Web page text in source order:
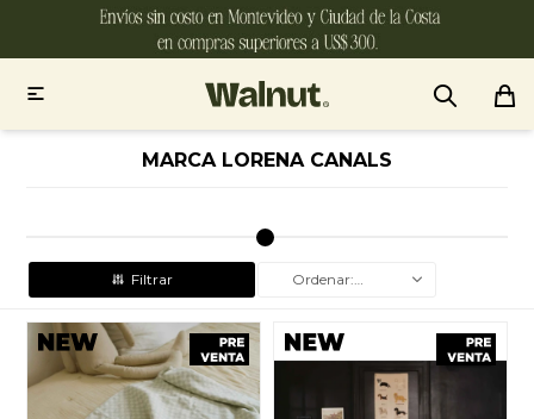

MARCA LORENA CANALS
Recomendados